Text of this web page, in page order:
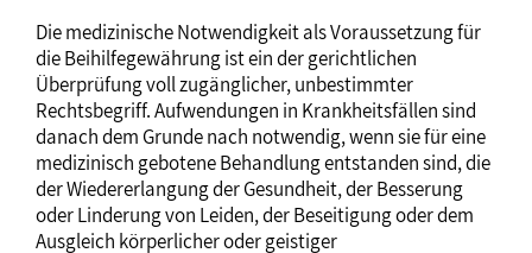
Die medizinische Notwendigkeit als Voraussetzung für
die Beihilfegewährung ist ein der gerichtlichen
Überprüfung voll zugänglicher, unbestimmter
Rechtsbegriff. Aufwendungen in Krankheitsfällen sind
danach dem Grunde nach notwendig, wenn sie für eine
medizinisch gebotene Behandlung entstanden sind, die
der Wiedererlangung der Gesundheit, der Besserung
oder Linderung von Leiden, der Beseitigung oder dem
Ausgleich körperlicher oder geistiger